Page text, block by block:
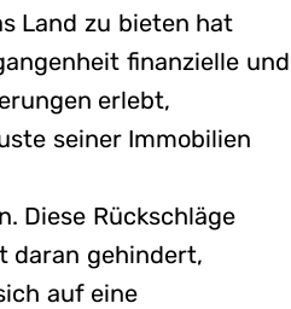
Land zu bieten hat​
finanzielle und
erlebt,
seiner Immobilien
Diese Rückschläge
daran gehindert,
auf eine